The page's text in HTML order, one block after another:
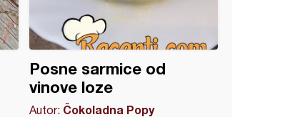
Posne sarmice od
vinove loze
Autor: Čokoladna Popy